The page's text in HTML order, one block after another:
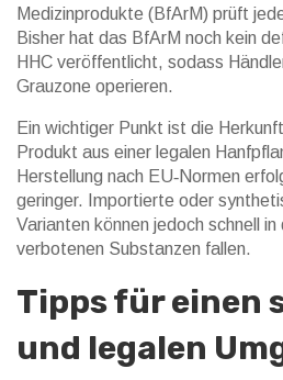
Medizinprodukte (BfArM) prüft
Bisher hat das BfArM noch kein
HHC veröffentlicht, sodass
Grauzone operieren.
Ein wichtiger Punkt ist die
Produkt aus einer legalen
Herstellung nach EU‑Normen
geringer. Importierte oder
Varianten können jedoch schnell
verbotenen Substanzen fallen.
Tipps für einen
und legalen